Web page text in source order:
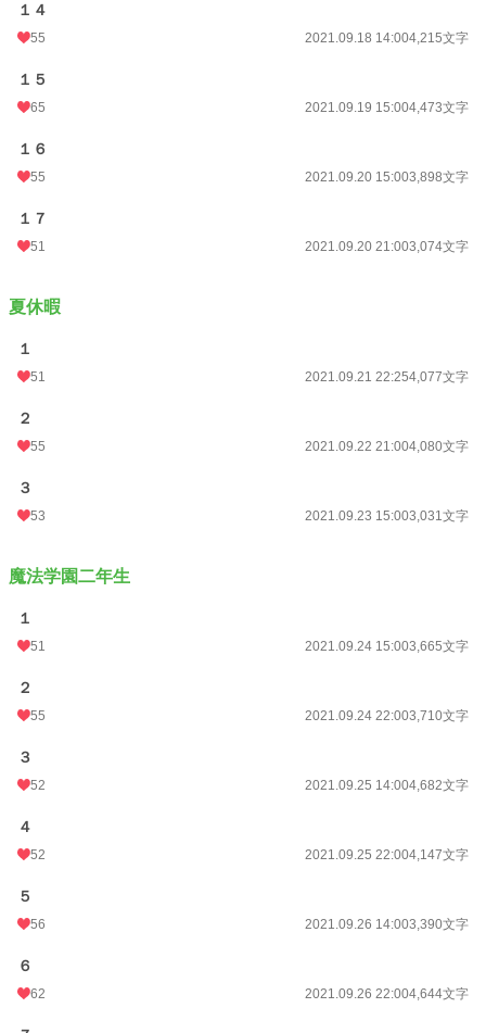
１４
55 2021.09.18 14:004,215文字
１５
65 2021.09.19 15:004,473文字
１６
55 2021.09.20 15:003,898文字
１７
51 2021.09.20 21:003,074文字
夏休暇
１
51 2021.09.21 22:254,077文字
２
55 2021.09.22 21:004,080文字
３
53 2021.09.23 15:003,031文字
魔法学園二年生
１
51 2021.09.24 15:003,665文字
２
55 2021.09.24 22:003,710文字
３
52 2021.09.25 14:004,682文字
４
52 2021.09.25 22:004,147文字
５
56 2021.09.26 14:003,390文字
６
62 2021.09.26 22:004,644文字